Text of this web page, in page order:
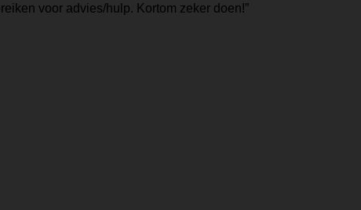
voor advies/hulp. Kortom zeker doen!”